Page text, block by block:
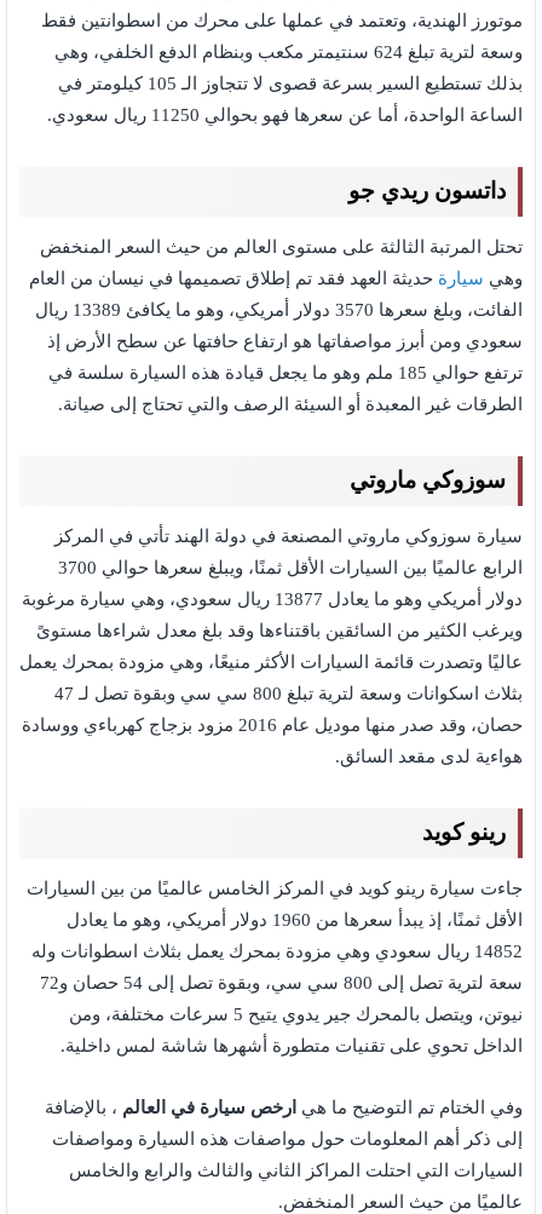
موتورز الهندية، وتعتمد في عملها على محرك من اسطوانتين فقط
وسعة لترية تبلغ 624 سنتيمتر مكعب وبنظام الدفع الخلفي، وهي
بذلك تستطيع السير بسرعة قصوى لا تتجاوز الـ 105 كيلومتر في
الساعة الواحدة، أما عن سعرها فهو بحوالي 11250 ريال سعودي.
داتسون ريدي جو
تحتل المرتبة الثالثة على مستوى العالم من حيث السعر المنخفض
وهي سيارة حديثة العهد فقد تم إطلاق تصميمها في نيسان من العام
الفائت، وبلغ سعرها 3570 دولار أمريكي، وهو ما يكافئ 13389 ريال
سعودي ومن أبرز مواصفاتها هو ارتفاع حافتها عن سطح الأرض إذ
ترتفع حوالي 185 ملم وهو ما يجعل قيادة هذه السيارة سلسة في
الطرقات غير المعبدة أو السيئة الرصف والتي تحتاج إلى صيانة.
سوزوكي ماروتي
سيارة سوزوكي ماروتي المصنعة في دولة الهند تأتي في المركز
الرابع عالميًا بين السيارات الأقل ثمنًا، ويبلغ سعرها حوالي 3700
دولار أمريكي وهو ما يعادل 13877 ريال سعودي، وهي سيارة مرغوبة
ويرغب الكثير من السائقين باقتناءها وقد بلغ معدل شراءها مستوىً
عاليًا وتصدرت قائمة السيارات الأكثر منيعًا، وهي مزودة بمحرك يعمل
بثلاث اسكوانات وسعة لترية تبلغ 800 سي سي وبقوة تصل لـ 47
حصان، وقد صدر منها موديل عام 2016 مزود بزجاج كهرباءي ووسادة
هواءية لدى مقعد السائق.
رينو كويد
جاءت سيارة رينو كويد في المركز الخامس عالميًا من بين السيارات
الأقل ثمنًا، إذ يبدأ سعرها من 1960 دولار أمريكي، وهو ما يعادل
14852 ريال سعودي وهي مزودة بمحرك يعمل بثلاث اسطوانات وله
سعة لترية تصل إلى 800 سي سي، وبقوة تصل إلى 54 حصان و72
نيوتن، ويتصل بالمحرك جير يدوي يتيح 5 سرعات مختلفة، ومن
الداخل تحوي على تقنيات متطورة أشهرها شاشة لمس داخلية.
وفي الختام تم التوضيح ما هي ارخص سيارة في العالم ، بالإضافة
إلى ذكر أهم المعلومات حول مواصفات هذه السيارة ومواصفات
السيارات التي احتلت المراكز الثاني والثالث والرابع والخامس
عالميًا من حيث السعر المنخفض.